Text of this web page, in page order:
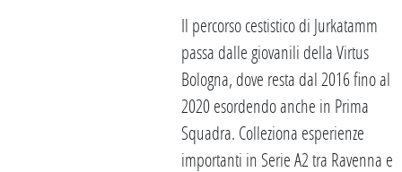
Il percorso cestistico di Jurkatamm
passa dalle giovanili della Virtus
Bologna, dove resta dal 2016 fino al
2020 esordendo anche in Prima
Squadra. Colleziona esperienze
importanti in Serie A2 tra Ravenna e